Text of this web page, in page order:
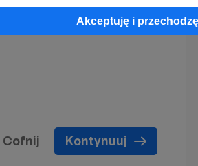
Akceptuję i
Cofnij Kontynuuj